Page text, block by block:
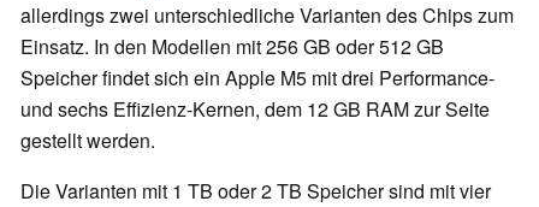
allerdings zwei unterschiedliche Varianten des Chips zum
Einsatz. In den Modellen mit 256 GB oder 512 GB
Speicher findet sich ein Apple M5 mit drei Performance-
und sechs Effizienz-Kernen, dem 12 GB RAM zur Seite
gestellt werden.
Die Varianten mit 1 TB oder 2 TB Speicher sind mit vier